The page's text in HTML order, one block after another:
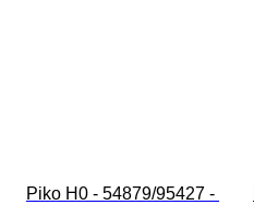
Piko H0 - 54879/95427 -